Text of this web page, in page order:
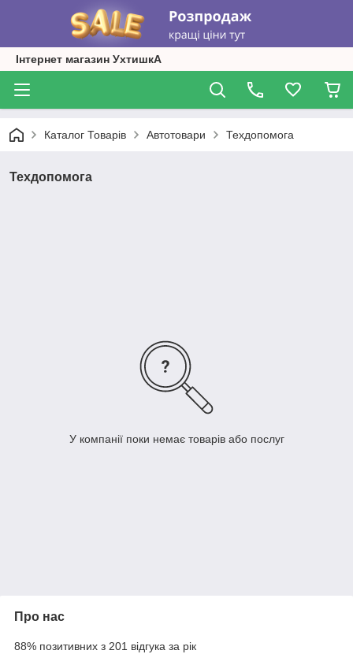
Інтернет магазин УхтишкА
Каталог Товарів Автотовари Техдопомога
Техдопомога
У компанії поки немає товарів або послуг
Про нас
88% позитивних з 201 відгука за рік